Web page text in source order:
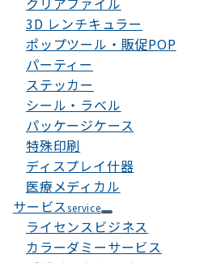
3D レンチキュラー
ポップツール・販促POP
パーティー
ステッカー
シール・ラベル
パッケージケース
特殊印刷
ディスプレイ什器
医療メディカル
サービスservice
ライセンスビジネス
カラーダミーサービス